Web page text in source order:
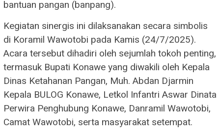
bantuan pangan (banpang).
Kegiatan sinergis ini dilaksanakan secara simbolis
di Koramil Wawotobi pada Kamis (24/7/2025).
Acara tersebut dihadiri oleh sejumlah tokoh penting,
termasuk Bupati Konawe yang diwakili oleh Kepala
Dinas Ketahanan Pangan, Muh. Abdan Djarmin
Kepala BULOG Konawe, Letkol Infantri Aswar Dinata
Perwira Penghubung Konawe, Danramil Wawotobi,
Camat Wawotobi, serta masyarakat setempat.